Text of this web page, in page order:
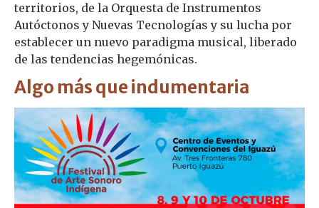
territorios, de la Orquesta de Instrumentos
Autóctonos y Nuevas Tecnologías y su lucha por
establecer un nuevo paradigma musical, liberado
de las tendencias hegemónicas.
Algo más que indumentaria